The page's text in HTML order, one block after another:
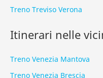
Treno Treviso Verona
Itinerari nelle
Treno Venezia Mantova
Treno Venezia Brescia